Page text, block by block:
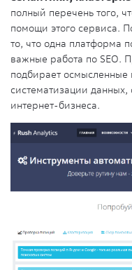
полный перечень того,
помощи этого сервиса.
то, что одна платформа
важные работа по SEO.
подбирает осмысленные
систематизации данных,
интернет-бизнеса.